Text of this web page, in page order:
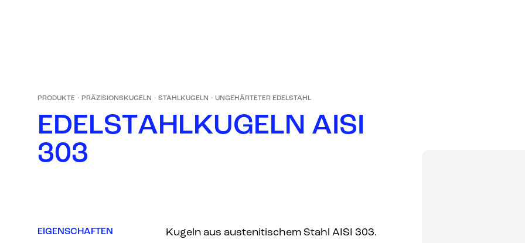
PRODUKTE · PRÄZISIONSKUGELN · STAHLKUGELN · UNGEHÄRTETER EDELSTAHL
EDELSTAHLKUGELN AISI
303
EIGENSCHAFTEN
Kugeln aus austenitischem Stahl AISI 303.